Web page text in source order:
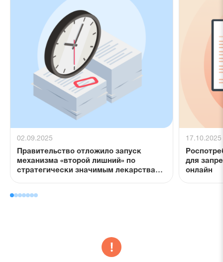
02.09.2025
Правительство отложило запуск
механизма «второй лишний» по
стратегически значимым лекарствам
17.10.2025
для
онлайн